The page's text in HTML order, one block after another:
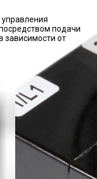
подачи
зависимости от